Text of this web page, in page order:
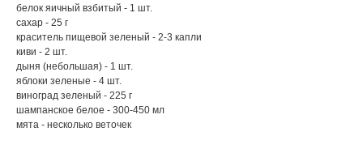
белок яичный взбитый - 1 шт.
сахар - 25 г
краситель пищевой зеленый - 2-3 капли
киви - 2 шт.
дыня (небольшая) - 1 шт.
яблоки зеленые - 4 шт.
виноград зеленый - 225 г
шампанское белое - 300-450 мл
мята - несколько веточек